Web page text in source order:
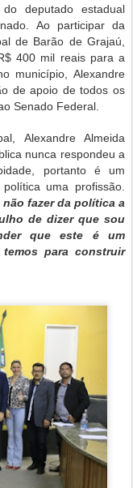
deputado estadual
Ao participar da
de Barão de Grajaú,
400 mil reais para a
município, Alexandre
de apoio de todos os
Senado Federal.
Alexandre Almeida
nunca respondeu a
portanto é um
uma profissão.
fazer da política a
de dizer que sou
que este é um
para construir